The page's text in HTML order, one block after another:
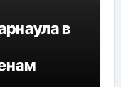
в